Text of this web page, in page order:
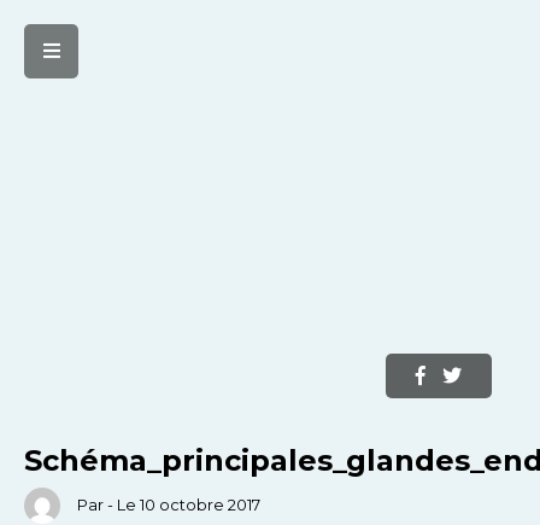
Par - Le 10 octobre 2017